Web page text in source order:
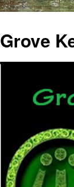
Grove